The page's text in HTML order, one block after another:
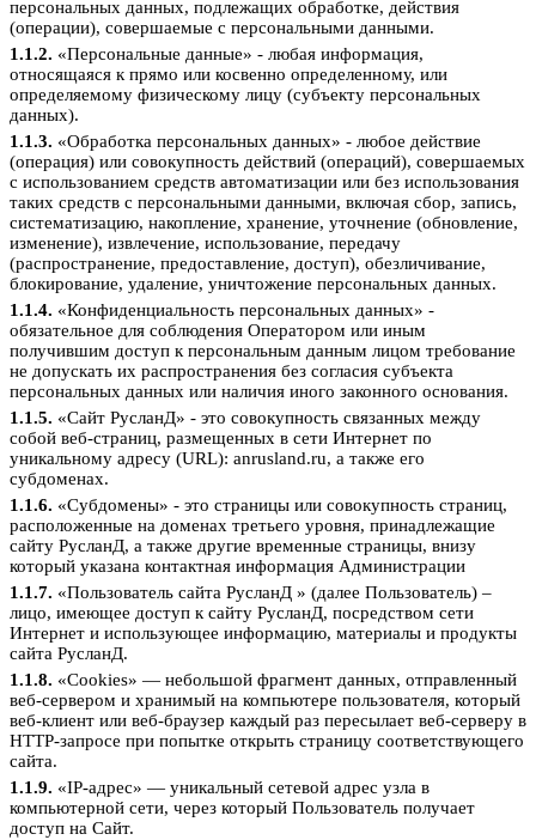
персональных данных, подлежащих обработке, действия
(операции), совершаемые с персональными данными.
1.1.2. «Персональные данные» - любая информация,
относящаяся к прямо или косвенно определенному, или
определяемому физическому лицу (субъекту персональных
данных).
1.1.3. «Обработка персональных данных» - любое действие
(операция) или совокупность действий (операций), совершаемых
с использованием средств автоматизации или без использования
таких средств с персональными данными, включая сбор, запись,
систематизацию, накопление, хранение, уточнение (обновление,
изменение), извлечение, использование, передачу
(распространение, предоставление, доступ), обезличивание,
блокирование, удаление, уничтожение персональных данных.
1.1.4. «Конфиденциальность персональных данных» -
обязательное для соблюдения Оператором или иным
получившим доступ к персональным данным лицом требование
не допускать их распространения без согласия субъекта
персональных данных или наличия иного законного основания.
1.1.5. «Сайт РусланД» - это совокупность связанных между
собой веб-страниц, размещенных в сети Интернет по
уникальному адресу (URL): anrusland.ru, а также его
субдоменах.
1.1.6. «Субдомены» - это страницы или совокупность страниц,
расположенные на доменах третьего уровня, принадлежащие
сайту РусланД, а также другие временные страницы, внизу
который указана контактная информация Администрации
1.1.7. «Пользователь сайта РусланД » (далее Пользователь) –
лицо, имеющее доступ к сайту РусланД, посредством сети
Интернет и использующее информацию, материалы и продукты
сайта РусланД.
1.1.8. «Cookies» — небольшой фрагмент данных, отправленный
веб-сервером и хранимый на компьютере пользователя, который
веб-клиент или веб-браузер каждый раз пересылает веб-серверу в
HTTP-запросе при попытке открыть страницу соответствующего
сайта.
1.1.9. «IP-адрес» — уникальный сетевой адрес узла в
компьютерной сети, через который Пользователь получает
доступ на Сайт.